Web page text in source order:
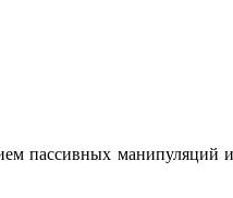
пассивных манипуляций